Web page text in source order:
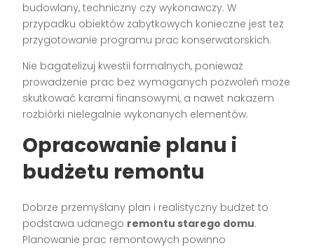
budowlany, techniczny czy wykonawczy. W
przypadku obiektów zabytkowych konieczne jest też
przygotowanie programu prac konserwatorskich.
Nie bagatelizuj kwestii formalnych, ponieważ
prowadzenie prac bez wymaganych pozwoleń może
skutkować karami finansowymi, a nawet nakazem
rozbiórki nielegalnie wykonanych elementów.
Opracowanie planu i
budżetu remontu
Dobrze przemyślany plan i realistyczny budżet to
podstawa udanego remontu starego domu.
Planowanie prac remontowych powinno